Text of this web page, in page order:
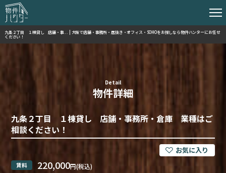
九条２丁目 １棟貸し 店舗・事... | 大阪で店舗・事務所・居抜き・オフィス・SOHOをお探しなら物件ハンターにお任せ
ください！
Detail
物件詳細
九条２丁目 １棟貸し 店舗・事務所・倉庫 業種はご
相談ください！
賃料 220,000円(税込)